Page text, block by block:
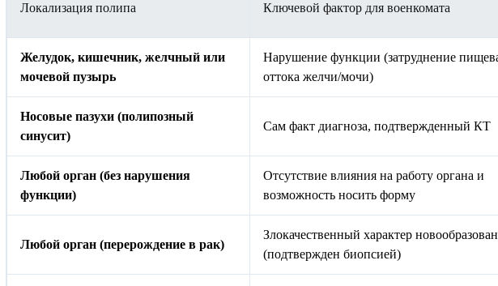
Локализация полипа Ключевой фактор для военкомата
Желудок, кишечник, желчный или
мочевой пузырь
Нарушение функции (затруднение
оттока желчи/мочи)
Носовые пазухи (полипозный
синусит)
Сам факт диагноза, подтвержденный КТ
Любой орган (без нарушения
функции)
Отсутствие влияния на работу органа и
возможность носить форму
Любой орган (перерождение в рак)
Злокачественный характер
(подтвержден биопсией)